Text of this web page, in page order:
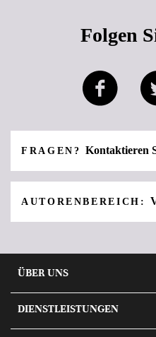
Folgen
FRAGEN?Kontaktieren
AUTORENBEREICH:
ÜBER UNS
DIENSTLEISTUNGEN